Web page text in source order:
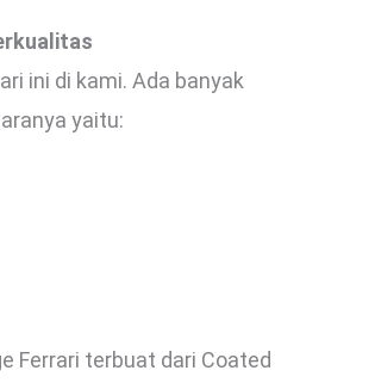
ini di kami. Ada banyak
yaitu:
Ferrari terbuat dari Coated